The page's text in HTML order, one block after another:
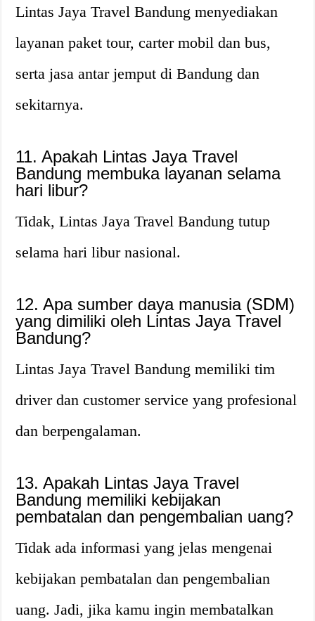
Lintas Jaya Travel Bandung menyediakan
layanan paket tour, carter mobil dan bus,
serta jasa antar jemput di Bandung dan
sekitarnya.
11. Apakah Lintas Jaya Travel
Bandung membuka layanan selama
hari libur?
Tidak, Lintas Jaya Travel Bandung tutup
selama hari libur nasional.
12. Apa sumber daya manusia (SDM)
yang dimiliki oleh Lintas Jaya Travel
Bandung?
Lintas Jaya Travel Bandung memiliki tim
driver dan customer service yang profesional
dan berpengalaman.
13. Apakah Lintas Jaya Travel
Bandung memiliki kebijakan
pembatalan dan pengembalian uang?
Tidak ada informasi yang jelas mengenai
kebijakan pembatalan dan pengembalian
uang. Jadi, jika kamu ingin membatalkan